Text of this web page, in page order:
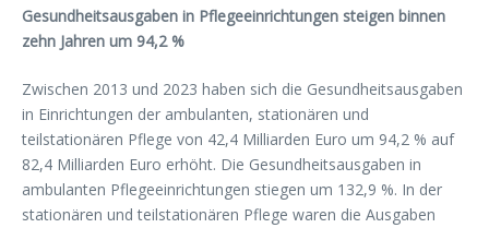
Gesundheitsausgaben in Pflegeeinrichtungen steigen binnen
zehn Jahren um 94,2 %
Zwischen 2013 und 2023 haben sich die Gesundheitsausgaben
in Einrichtungen der ambulanten, stationären und
teilstationären Pflege von 42,4 Milliarden Euro um 94,2 % auf
82,4 Milliarden Euro erhöht. Die Gesundheitsausgaben in
ambulanten Pflegeeinrichtungen stiegen um 132,9 %. In der
stationären und teilstationären Pflege waren die Ausgaben